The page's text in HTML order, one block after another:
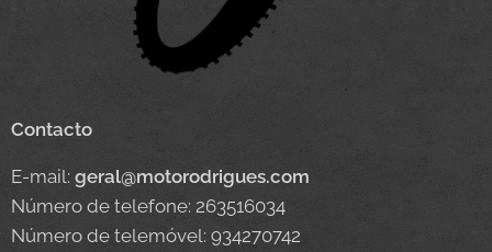
Contacto
E-mail: geral@motorodrigues.com
Número de telefone: 263516034
Número de telemóvel: 934270742